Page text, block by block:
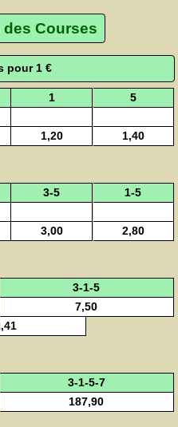
Courses
pour 1 €
1
5
1,20 1,40
3-5
1-5
3,00 2,80
3-1-5
7,50
3-1-5-7
187,90